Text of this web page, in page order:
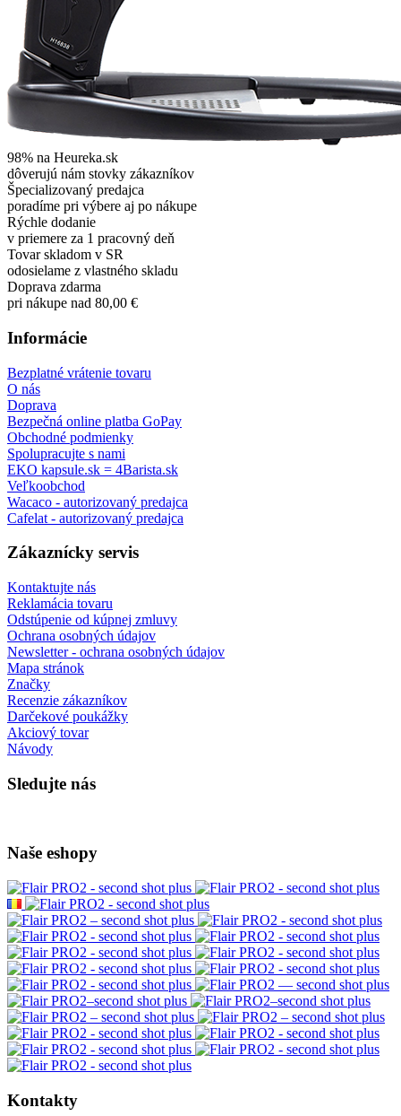
98% na Heureka.sk
dôverujú nám stovky zákazníkov
Špecializovaný predajca
poradíme pri výbere aj po nákupe
Rýchle dodanie
v priemere za 1 pracovný deň
Tovar skladom v SR
odosielame z vlastného skladu
Doprava zdarma
pri nákupe nad 80,00 €
Informácie
Bezplatné vrátenie tovaru
O nás
Doprava
Bezpečná online platba GoPay
Obchodné podmienky
Spolupracujte s nami
EKO kapsule.sk = 4Barista.sk
Veľkoobchod
Wacaco - autorizovaný predajca
Cafelat - autorizovaný predajca
Zákaznícky servis
Kontaktujte nás
Reklamácia tovaru
Odstúpenie od kúpnej zmluvy
Ochrana osobných údajov
Newsletter - ochrana osobných údajov
Mapa stránok
Značky
Recenzie zákazníkov
Darčekové poukážky
Akciový tovar
Návody
Sledujte nás
Naše eshopy
Kontakty